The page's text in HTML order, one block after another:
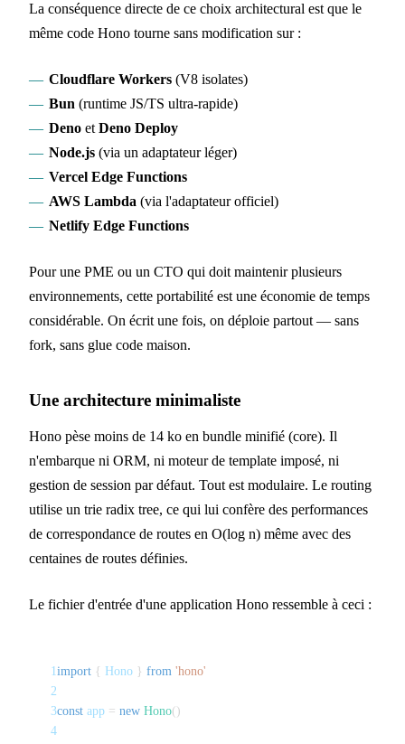
La conséquence directe de ce choix architectural est que le
même code Hono tourne sans modification sur :
Cloudflare Workers(V8 isolates)
Bun(runtime JS/TS ultra-rapide)
DenoetDeno Deploy
Node.js(via un adaptateur léger)
Vercel Edge Functions
AWS Lambda(via l'adaptateur officiel)
Netlify Edge Functions
Pour une PME ou un CTO qui doit maintenir plusieurs
environnements, cette portabilité est une économie de temps
considérable. On écrit une fois, on déploie partout — sans
fork, sans glue code maison.
Une architecture minimaliste
Hono pèse moins de 14 ko en bundle minifié (core). Il
n'embarque ni ORM, ni moteur de template imposé, ni
gestion de session par défaut. Tout est modulaire. Le routing
utilise un trie radix tree, ce qui lui confère des performances
de correspondance de routes en O(log n) même avec des
centaines de routes définies.
Le fichier d'entrée d'une application Hono ressemble à ceci :
1import { Hono } from 'hono'
2
3const app = new Hono( )
4